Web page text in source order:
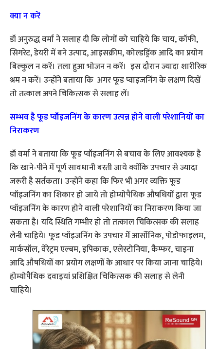
क्या न करें
डॉ अनुरुद्ध वर्मा ने सलाह दी कि लोगों को चाहिये कि चाय, कॉफी,
सिगरेट, डेयरी में बने उत्पाद, आइसक्रीम, कोल्डड्रिंक आदि का प्रयोग
बिल्कुल न करें। तला हुआ भोजन न करें। इस दौरान ज्यादा शारीरिक
श्रम न करें। उन्होंने बताया कि अगर फूड प्वाइजनिंग के लक्षण दिखें
तो तत्काल अपने चिकित्सक से सलाह लें।
सम्भव है फूड प्वॉइजनिंग के कारण उत्पन्न होने वाली परेशानियों का
निराकरण
डॉ वर्मा ने बताया कि फूड प्वॉइजनिंग से बचाव के लिए आवश्यक है
कि खाने-पीने में पूर्ण सावधानी बरती जाये क्योंकि उपचार से ज्यादा
जरूरी है सर्तकता। उन्होंने कहा कि फिर भी अगर व्यक्ति फूड
प्वॉइजनिंग का शिकार हो जाये तो होम्योपैथिक औषधियों द्वारा फूड
प्वॉइजनिंग के कारण होने वाली परेशानियों का निराकरण किया जा
सकता है। यदि स्थिति गम्भीर हो तो तत्काल चिकित्सक की सलाह
लेनी चाहिये। फूड प्वॉइजनिंग के उपचार मेें आर्सोनिक, पोडोफाइलम,
मार्कसॉल, वेरेट्रम एल्बम, इपिकाक, एलेस्टोनिया, कैम्फर, चाइना
आदि औषधियों का प्रयोग लक्षणों के आधार पर किया जाना चाहिये।
होम्योपैथिक दवाइयां प्रशिक्षित चिकित्सक की सलाह से लेनी
चाहिये।